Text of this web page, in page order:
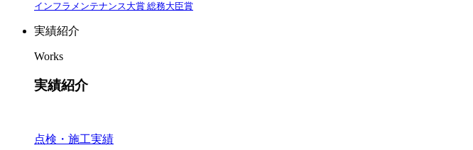
インフラメンテナンス大賞 総務大臣賞
実績紹介
Works
実績紹介
点検・施工実績